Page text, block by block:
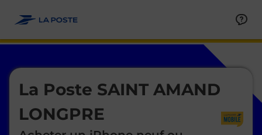
La Poste SAINT AMAND
LONGPRE
Le lien s'ouvre dans un nouvel onglet